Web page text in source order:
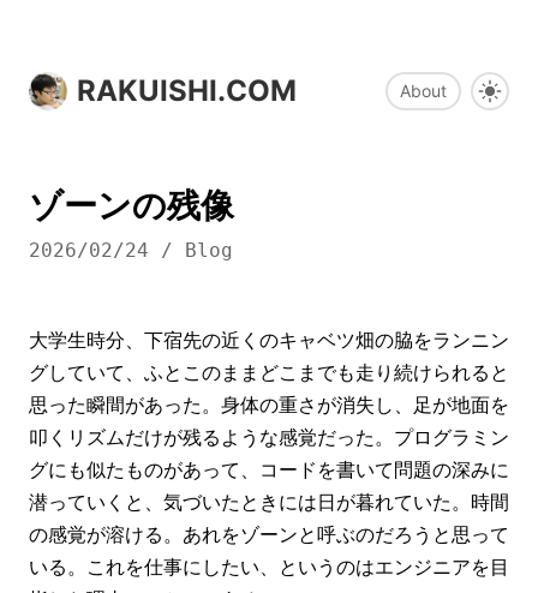
RAKUISHI.COM About
ゾーンの残像
2026/02/24 / Blog
大学生時分、下宿先の近くのキャベツ畑の脇をランニン
グしていて、ふとこのままどこまでも走り続けられると
思った瞬間があった。身体の重さが消失し、足が地面を
叩くリズムだけが残るような感覚だった。プログラミン
グにも似たものがあって、コードを書いて問題の深みに
潜っていくと、気づいたときには日が暮れていた。時間
の感覚が溶ける。あれをゾーンと呼ぶのだろうと思って
いる。これを仕事にしたい、というのはエンジニアを目